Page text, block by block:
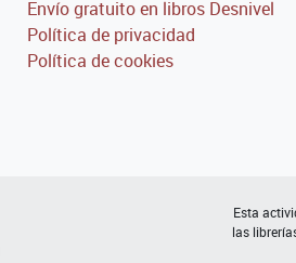
Envío gratuito en libros Desnivel
Política de privacidad
Política de cookies
Esta
las